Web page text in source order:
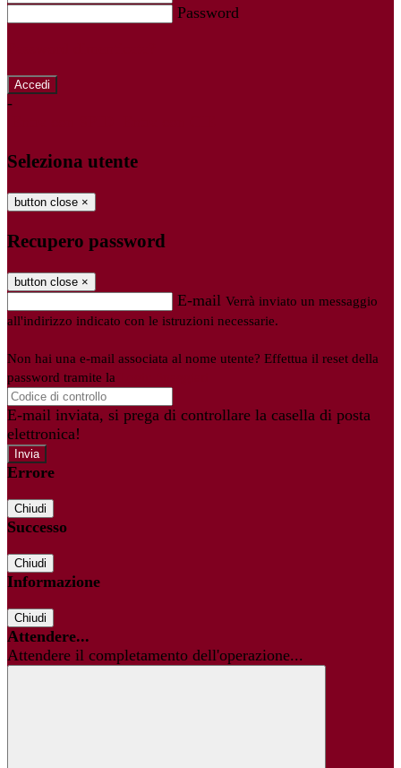
Password
-
Seleziona utente
button close ×
Recupero password
button close ×
E-mail Verrà inviato un messaggio
all'indirizzo indicato con le istruzioni necessarie.
Non hai una e-mail associata al nome utente? Effettua il reset della
password tramite la
E-mail inviata, si prega di controllare la casella di posta
elettronica!
Errore
Chiudi
Successo
Chiudi
Informazione
Chiudi
Attendere...
Attendere il completamento dell'operazione...